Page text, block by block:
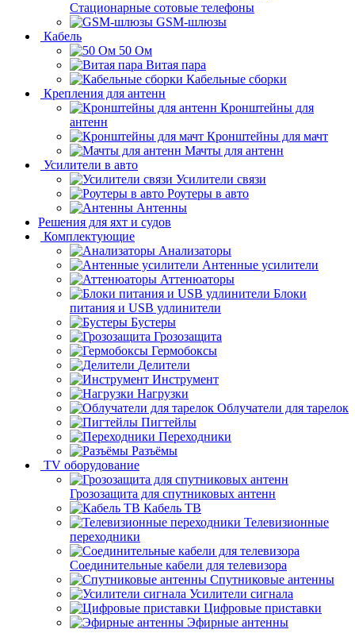
Стационарные сотовые телефоны
GSM-шлюзы
Кабель
50 Ом
Витая пара
Кабельные сборки
Крепления для антенн
Кронштейны для
антенн
Кронштейны для мачт
Мачты для антенн
Усилители в авто
Усилители связи
Роутеры в авто
Антенны
Решения для яхт и судов
Комплектующие
Анализаторы
Антенные усилители
Аттенюаторы
Блоки
питания и USB удлинители
Бустеры
Грозозащита
Гермобоксы
Делители
Инструмент
Нагрузки
Облучатели для тарелок
Пигтейлы
Переходники
Разъёмы
TV оборудование
Грозозащита для спутниковых антенн
Кабель ТВ
Телевизионные
переходники
Соединительные кабели для телевизора
Спутниковые антенны
Усилители сигнала
Цифровые приставки
Эфирные антенны